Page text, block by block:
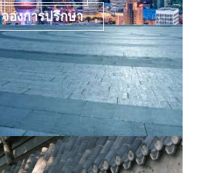
จองการปรึกษา